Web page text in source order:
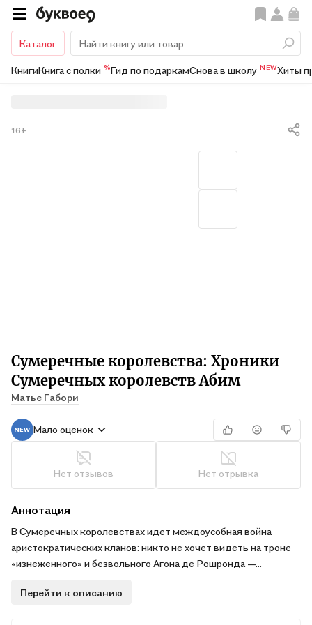
Каталог
КнигиКнига с полки %Гид по подаркамСнова в школу NEWХиты
Сумеречные королевства: Хроники
Сумеречных королевств Абим
Матье Габори
16+
Мало оценок
Нет отзывов Нет отрывка
Аннотация
В Сумеречных королевствах идет междоусобная война
аристократических кланов: никто не хочет видеть на троне
«изнеженного» и безвольного Агона де Рошронда —
страданий. Ему трудно себя защитить. Зато легко стать
Перейти к описанию